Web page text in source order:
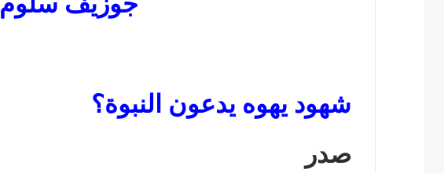
شهود يهوه يدعون النبوة؟
صدر